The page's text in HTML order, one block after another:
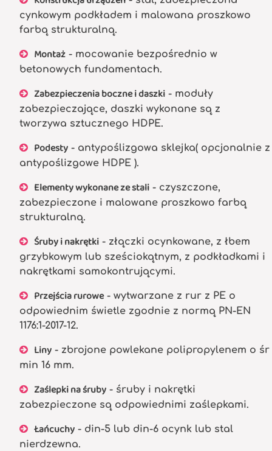
cynkowym podkładem i malowana proszkowo
farbą strukturalną.
Montaż - mocowanie bezpośrednio w
betonowych fundamentach.
Zabezpieczenia boczne i daszki - moduły
zabezpieczające, daszki wykonane są z
tworzywa sztucznego HDPE.
Podesty - antypoślizgowa sklejka( opcjonalnie z
antypoślizgowe HDPE ).
Elementy wykonane ze stali - czyszczone,
zabezpieczone i malowane proszkowo farbą
strukturalną.
Śruby i nakrętki - złączki ocynkowane, z łbem
grzybkowym lub sześciokątnym, z podkładkami i
nakrętkami samokontrującymi.
Przejścia rurowe- wytwarzane z rur z PE o
odpowiednim świetle zgodnie z normą PN-EN
1176:1-2017-12.
Liny - zbrojone powlekane polipropylenem o śr
min 16 mm.
Zaślepki na śruby - śruby i nakrętki
zabezpieczone są odpowiednimi zaślepkami.
Łańcuchy - din-5 lub din-6 ocynk lub stal
nierdzewna.